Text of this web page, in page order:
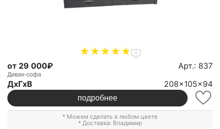
4
от 29 000₽ Арт.: 837
Диван-софа
ДxГxВ 208x105x94
подробнее
* Можем сделать в любом цвете
* Доставка: Владимир